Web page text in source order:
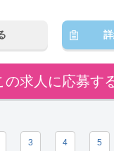
の求人に応募す
3 4 5